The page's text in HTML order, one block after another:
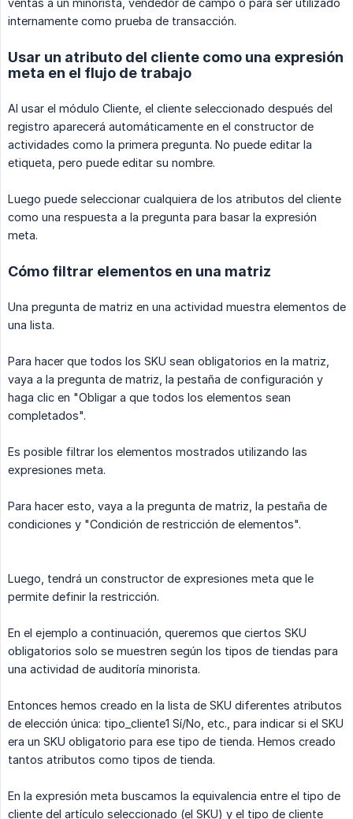
internamente como prueba de transacción.
Usar un atributo del cliente como una expresión
meta en el flujo de trabajo
Al usar el módulo Cliente, el cliente seleccionado después del
registro aparecerá automáticamente en el constructor de
actividades como la primera pregunta. No puede editar la
etiqueta, pero puede editar su nombre.
Luego puede seleccionar cualquiera de los atributos del cliente
como una respuesta a la pregunta para basar la expresión
meta.
Cómo filtrar elementos en una matriz
Una pregunta de matriz en una actividad muestra elementos de
una lista.
Para hacer que todos los SKU sean obligatorios en la matriz,
vaya a la pregunta de matriz, la pestaña de configuración y
haga clic en "Obligar a que todos los elementos sean
completados".
Es posible filtrar los elementos mostrados utilizando las
expresiones meta.
Para hacer esto, vaya a la pregunta de matriz, la pestaña de
condiciones y "Condición de restricción de elementos".
Luego, tendrá un constructor de expresiones meta que le
permite definir la restricción.
En el ejemplo a continuación, queremos que ciertos SKU
obligatorios solo se muestren según los tipos de tiendas para
una actividad de auditoría minorista.
Entonces hemos creado en la lista de SKU diferentes atributos
de elección única: tipo_cliente1 Sí/No, etc., para indicar si el SKU
era un SKU obligatorio para ese tipo de tienda. Hemos creado
tantos atributos como tipos de tienda.
En la expresión meta buscamos la equivalencia entre el tipo de
cliente del artículo seleccionado (el SKU) y el tipo de cliente